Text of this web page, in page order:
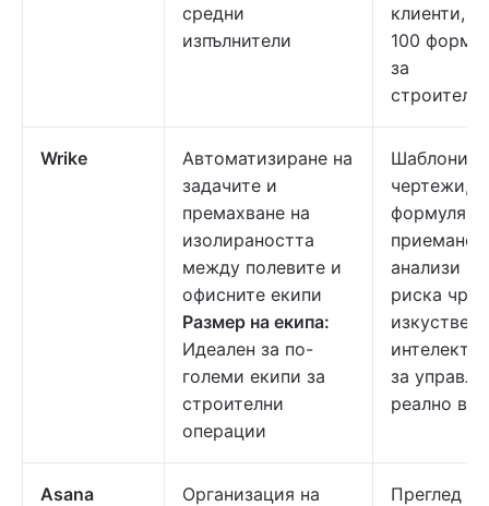
средни
изпълнители
клиенти,
100
за
Wrike
Автоматизиране на
задачите и
премахване на
изолираността
между полевите и
офисните екипи
Размер на екипа:
Идеален за по-
големи екипи за
строителни
операции
Шаблони
чертежи,
приемане,
анализи на
риска чрез
изкуствен
интелект,
за
реално
Asana
Организация на
Преглед на